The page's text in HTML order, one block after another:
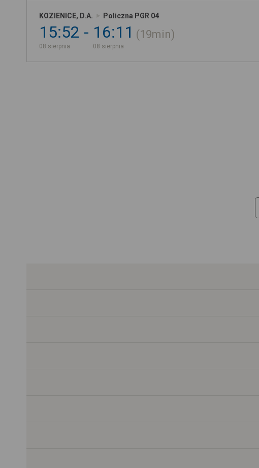
KOZIENICE, D.A. Policzna PGR 04
15:52
08 sierpnia
16:11
08 sierpnia
19min